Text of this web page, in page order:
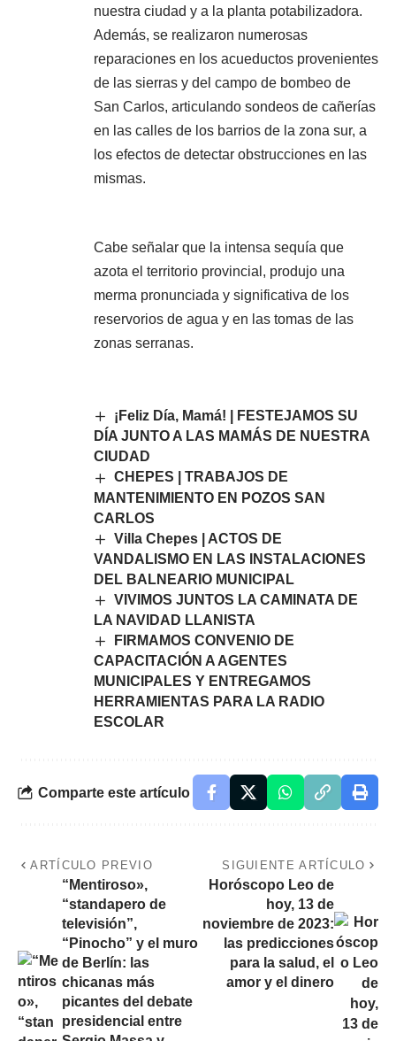
nuestra ciudad y a la planta potabilizadora.
Además, se realizaron numerosas
reparaciones en los acueductos provenientes
de las sierras y del campo de bombeo de
San Carlos, articulando sondeos de cañerías
en las calles de los barrios de la zona sur, a
los efectos de detectar obstrucciones en las
mismas.
Cabe señalar que la intensa sequía que
azota el territorio provincial, produjo una
merma pronunciada y significativa de los
reservorios de agua y en las tomas de las
zonas serranas.
¡Feliz Día, Mamá! | FESTEJAMOS SU
DÍA JUNTO A LAS MAMÁS DE NUESTRA
CIUDAD
CHEPES | TRABAJOS DE
MANTENIMIENTO EN POZOS SAN
CARLOS
Villa Chepes | ACTOS DE
VANDALISMO EN LAS INSTALACIONES
DEL BALNEARIO MUNICIPAL
VIVIMOS JUNTOS LA CAMINATA DE
LA NAVIDAD LLANISTA
FIRMAMOS CONVENIO DE
CAPACITACIÓN A AGENTES
MUNICIPALES Y ENTREGAMOS
HERRAMIENTAS PARA LA RADIO
ESCOLAR
Comparte este artículo
ARTÍCULO PREVIO
“Mentiroso»,
“standapero de
televisión”,
“Pinocho” y el muro
de Berlín: las
chicanas más
picantes del debate
presidencial entre
SIGUIENTE ARTÍCULO
Horóscopo Leo de
hoy, 13 de
noviembre de 2023:
las predicciones
para la salud, el
amor y el dinero